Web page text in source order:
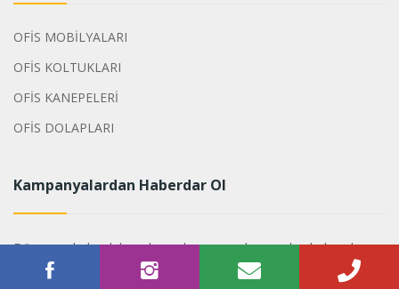
OFİS MOBİLYALARI
OFİS KOLTUKLARI
OFİS KANEPELERİ
OFİS DOLAPLARI
Kampanyalardan Haberdar Ol
Dönemsel olarak hazırlanan kampanyalarımızdan haberdar
olabilirsiniz.